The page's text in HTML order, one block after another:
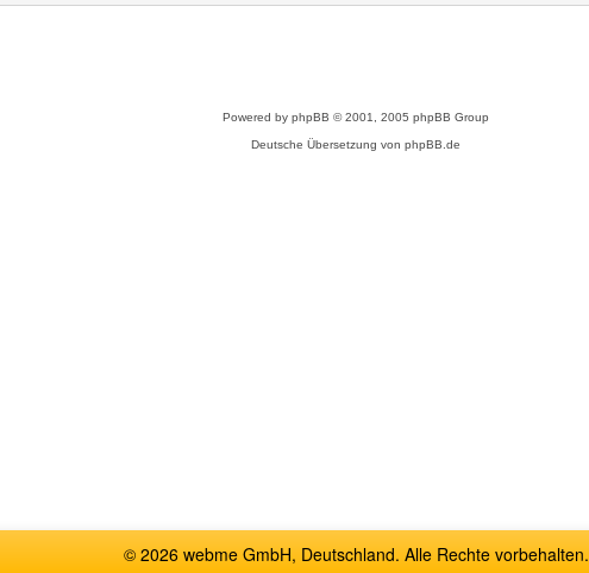
Powered by phpBB © 2001, 2005 phpBB Group
Deutsche Übersetzung von phpBB.de
© 2026 webme GmbH, Deutschland. Alle Rechte vorbehalten.